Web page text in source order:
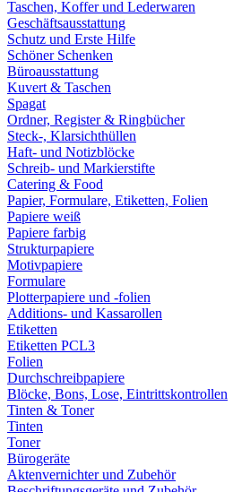
Taschen, Koffer und Lederwaren
Geschäftsausstattung
Schutz und Erste Hilfe
Schöner Schenken
Büroausstattung
Kuvert & Taschen
Spagat
Ordner, Register & Ringbücher
Steck-, Klarsichthüllen
Haft- und Notizblöcke
Schreib- und Markierstifte
Catering & Food
Papier, Formulare, Etiketten, Folien
Papiere weiß
Papiere farbig
Strukturpapiere
Motivpapiere
Formulare
Plotterpapiere und -folien
Additions- und Kassarollen
Etiketten
Etiketten PCL3
Folien
Durchschreibpapiere
Blöcke, Bons, Lose, Eintrittskontrollen
Tinten & Toner
Tinten
Toner
Bürogeräte
Aktenvernichter und Zubehör